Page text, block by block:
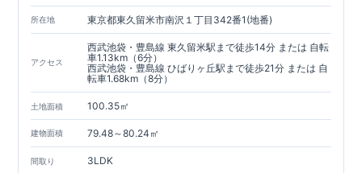
所在地 東京都東久留米市南沢１丁目342番1(地番)
アクセス
西武池袋・豊島線 東久留米駅まで徒歩14分 または 自転
車1.13km（6分）
西武池袋・豊島線 ひばりヶ丘駅まで徒歩21分 または 自
転車1.68km（8分）
土地面積 100.35㎡
建物面積 79.48～80.24㎡
間取り 3LDK